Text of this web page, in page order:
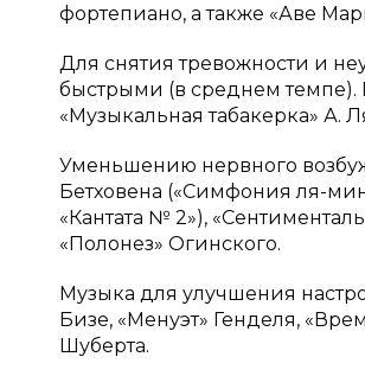
фортепиано, а также «Аве
Для снятия тревожности и
быстрыми (в среднем темпе).
«Музыкальная табакерка» А.
Уменьшению нервного
Бетховена («Симфония ля-
«Кантата № 2»),
«Полонез» Огинского.
Музыка для улучшения
Бизе, «Менуэт» Генделя,
Шуберта.